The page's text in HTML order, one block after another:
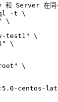
Server 在同一
-t \
\
test1" \
\
\
centos-